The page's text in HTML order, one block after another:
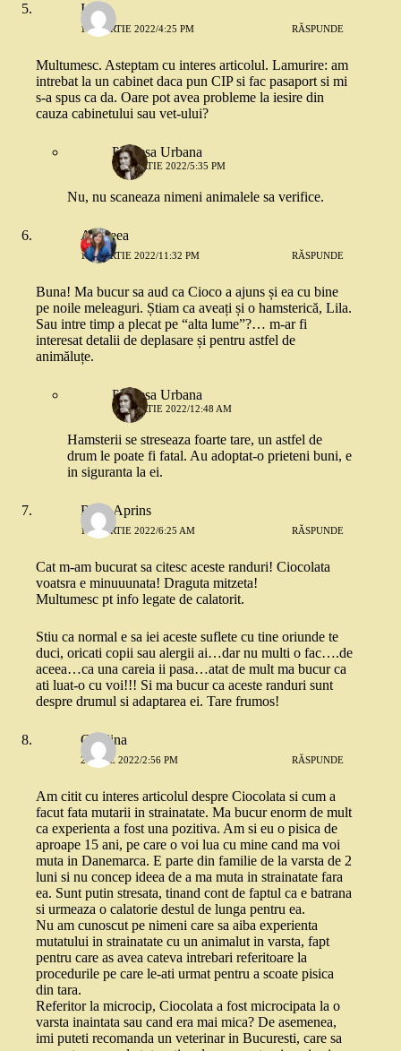
Ioana
10 MARTIE 2022/4:25 PM RĂSPUNDE
Multumesc. Asteptam cu interes articolul. Lamurire: am
intrebat la un cabinet daca pun CIP si fac pasaport si mi
s-a spus ca da. Oare pot avea probleme la iesire din
cauza cabinetului sau vet-ului?
Printesa Urbana
10 MARTIE 2022/5:35 PM
Nu, nu scaneaza nimeni animalele sa verifice.
Andreea
10 MARTIE 2022/11:32 PM RĂSPUNDE
Buna! Ma bucur sa aud ca Cioco a ajuns și ea cu bine
pe noile meleaguri. Știam ca aveați și o hamsterică, Lila.
Sau intre timp a plecat pe “alta lume”?… m-ar fi
interesat detalii de deplasare și pentru astfel de
animăluțe.
Printesa Urbana
11 MARTIE 2022/12:48 AM
Hamsterii se streseaza foarte tare, un astfel de
drum le poate fi fatal. Au adoptat-o prieteni buni, e
in siguranta la ei.
Rosu Aprins
11 MARTIE 2022/6:25 AM RĂSPUNDE
Cat m-am bucurat sa citesc aceste randuri! Ciocolata
voatsra e minuuunata! Draguta mitzeta!
Multumesc pt info legate de calatorit.
Stiu ca normal e sa iei aceste suflete cu tine oriunde te
duci, oricati copii sau alergii ai…dar nu multi o fac….de
aceea…ca una careia ii pasa…atat de mult ma bucur ca
ati luat-o cu voi!!! Si ma bucur ca aceste randuri sunt
despre drumul si adaptarea ei. Tare frumos!
Catalina
2 IULIE 2022/2:56 PM RĂSPUNDE
Am citit cu interes articolul despre Ciocolata si cum a
facut fata mutarii in strainatate. Ma bucur enorm de mult
ca experienta a fost una pozitiva. Am si eu o pisica de
aproape 15 ani, pe care o voi lua cu mine cand ma voi
muta in Danemarca. E parte din familie de la varsta de 2
luni si nu concep ideea de a ma muta in strainatate fara
ea. Sunt putin stresata, tinand cont de faptul ca e batrana
si urmeaza o calatorie destul de lunga pentru ea.
Nu am cunoscut pe nimeni care sa aiba experienta
mutatului in strainatate cu un animalut in varsta, fapt
pentru care as avea cateva intrebari referitoare la
procedurile pe care le-ati urmat pentru a scoate pisica
din tara.
Referitor la microcip, Ciocolata a fost microcipata la o
varsta inaintata sau cand era mai mica? De asemenea,
imi puteti recomanda un veterinar in Bucuresti, care sa